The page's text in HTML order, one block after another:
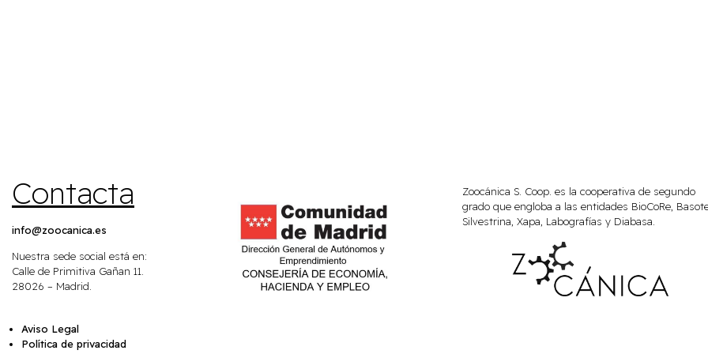
Contacta
info@zoocanica.es
Nuestra sede social está en:
Calle de Primitiva Gañan 11.
28026 – Madrid.
Aviso Legal
Política de privacidad
Zoocánica S. Coop. es la cooperativa de segundo
grado que engloba a las entidades BioCoRe,
Silvestrina, Xapa, Labografías y Diabasa.